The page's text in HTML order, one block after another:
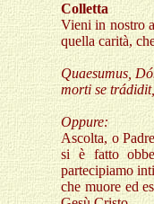
Colletta
Vieni in nostro
quella carità,
Quaesumus,
morti se
Oppure:
Ascolta, o
si è fatto
partecipiamo
che muore ed